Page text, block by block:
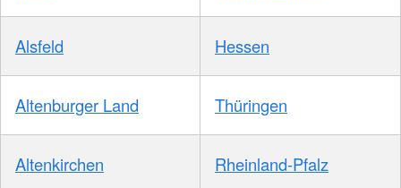
Alsfeld Hessen
Altenburger Land Thüringen
Altenkirchen Rheinland-Pfalz